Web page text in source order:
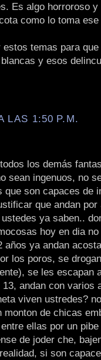
Es algo horroroso y
como lo toma
temas para
y esos
LAS 1:50 P.M.
los demás
sean ingenuos, no
que son capaces de
que andan por
ya saben..
hoy en dia
años ya andan
los poros, se
se les escapan
andan con varios
viven ustredes?
de chicas
ellas por un
de joder che,
si son